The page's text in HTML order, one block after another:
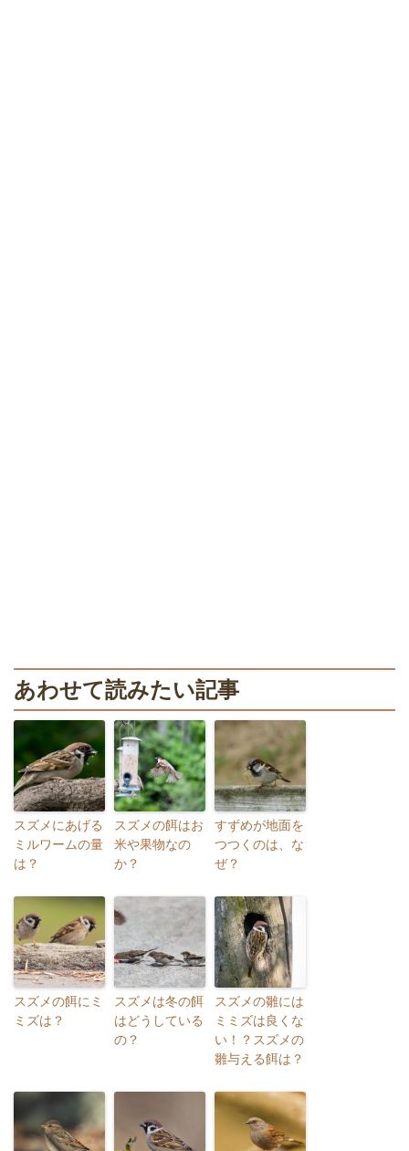
あわせて読みたい記事
スズメにあげる
ミルワームの量
は？
スズメの餌はお
米や果物なの
か？
すずめが地面を
つつくのは、な
ぜ？
スズメの餌にミ
ミズは？
スズメは冬の餌
はどうしている
の？
スズメの雛には
ミミズは良くな
い！？スズメの
雛与える餌は？